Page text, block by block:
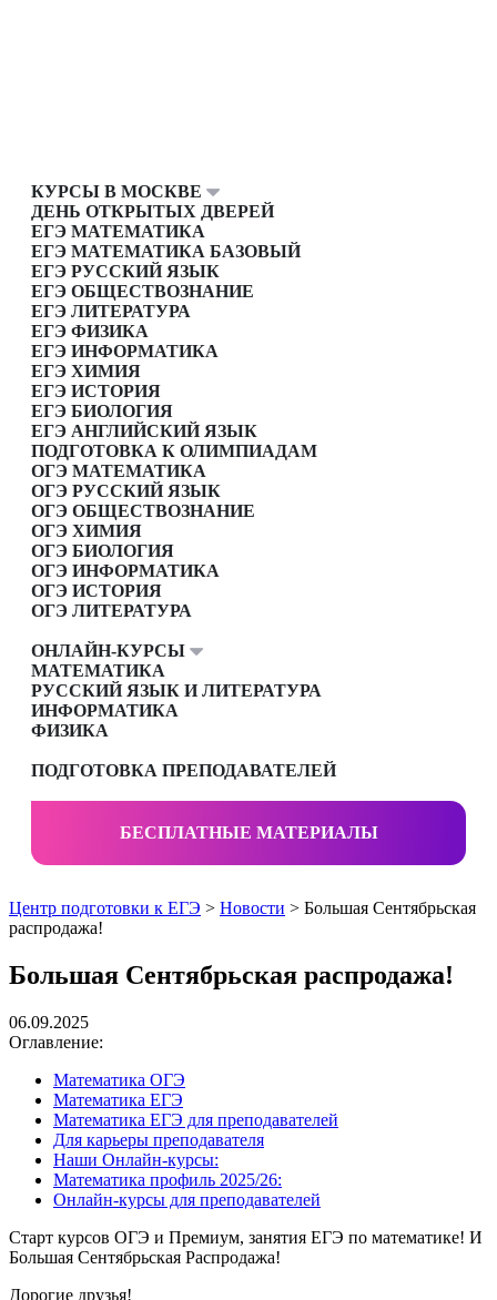
КУРСЫ В МОСКВЕ
ДЕНЬ ОТКРЫТЫХ ДВЕРЕЙ
ЕГЭ МАТЕМАТИКА
ЕГЭ МАТЕМАТИКА БАЗОВЫЙ
ЕГЭ РУССКИЙ ЯЗЫК
ЕГЭ ОБЩЕСТВОЗНАНИЕ
ЕГЭ ЛИТЕРАТУРА
ЕГЭ ФИЗИКА
ЕГЭ ИНФОРМАТИКА
ЕГЭ ХИМИЯ
ЕГЭ ИСТОРИЯ
ЕГЭ БИОЛОГИЯ
ЕГЭ АНГЛИЙСКИЙ ЯЗЫК
ПОДГОТОВКА К ОЛИМПИАДАМ
ОГЭ МАТЕМАТИКА
ОГЭ РУССКИЙ ЯЗЫК
ОГЭ ОБЩЕСТВОЗНАНИЕ
ОГЭ ХИМИЯ
ОГЭ БИОЛОГИЯ
ОГЭ ИНФОРМАТИКА
ОГЭ ИСТОРИЯ
ОГЭ ЛИТЕРАТУРА
ОНЛАЙН-КУРСЫ
МАТЕМАТИКА
РУССКИЙ ЯЗЫК И ЛИТЕРАТУРА
ИНФОРМАТИКА
ФИЗИКА
ПОДГОТОВКА ПРЕПОДАВАТЕЛЕЙ
БЕСПЛАТНЫЕ МАТЕРИАЛЫ
Центр подготовки к ЕГЭ > Новости > Большая Сентябрьская
распродажа!
Большая Сентябрьская распродажа!
06.09.2025
Оглавление:
Математика ОГЭ
Математика ЕГЭ
Математика ЕГЭ для преподавателей
Для карьеры преподавателя
Наши Онлайн-курсы:
Математика профиль 2025/26:
Онлайн-курсы для преподавателей
Старт курсов ОГЭ и Премиум, занятия ЕГЭ по математике! И
Большая Сентябрьская Распродажа!
Дорогие друзья!